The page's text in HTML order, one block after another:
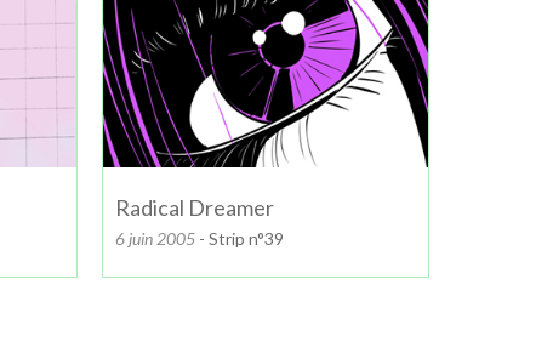
Radical Dreamer
6 juin 2005 - Strip n°39